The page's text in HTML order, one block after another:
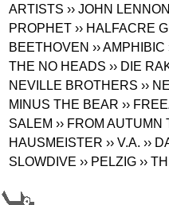
ARTISTS ›› JOHN LENNON
PROPHET ›› HALFACRE
BEETHOVEN ›› AMPHIBIC
THE NO HEADS ›› DIE
NEVILLE BROTHERS ››
MINUS THE BEAR ››
SALEM ›› FROM AUTUMN
HAUSMEISTER ›› V.A. ››
SLOWDIVE ›› PELZIG ››